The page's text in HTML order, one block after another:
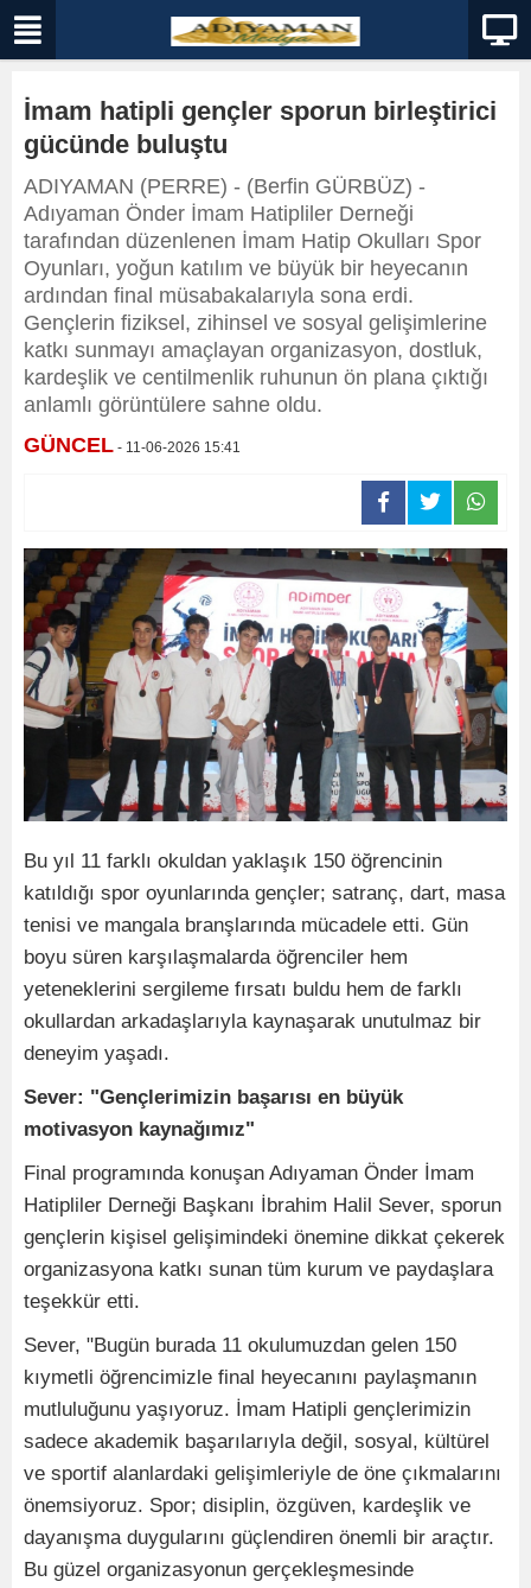
İmam hatipli gençler sporun birleştirici
gücünde buluştu
ADIYAMAN (PERRE) - (Berfin GÜRBÜZ) -
Adıyaman Önder İmam Hatipliler Derneği
tarafından düzenlenen İmam Hatip Okulları Spor
Oyunları, yoğun katılım ve büyük bir heyecanın
ardından final müsabakalarıyla sona erdi.
Gençlerin fiziksel, zihinsel ve sosyal gelişimlerine
katkı sunmayı amaçlayan organizasyon, dostluk,
kardeşlik ve centilmenlik ruhunun ön plana çıktığı
anlamlı görüntülere sahne oldu.
GÜNCEL - 11-06-2026 15:41
Bu yıl 11 farklı okuldan yaklaşık 150 öğrencinin
katıldığı spor oyunlarında gençler; satranç, dart, masa
tenisi ve mangala branşlarında mücadele etti. Gün
boyu süren karşılaşmalarda öğrenciler hem
yeteneklerini sergileme fırsatı buldu hem de farklı
okullardan arkadaşlarıyla kaynaşarak unutulmaz bir
deneyim yaşadı.
Sever: "Gençlerimizin başarısı en büyük
motivasyon kaynağımız"
Final programında konuşan Adıyaman Önder İmam
Hatipliler Derneği Başkanı İbrahim Halil Sever, sporun
gençlerin kişisel gelişimindeki önemine dikkat çekerek
organizasyona katkı sunan tüm kurum ve paydaşlara
teşekkür etti.
Sever, "Bugün burada 11 okulumuzdan gelen 150
kıymetli öğrencimizle final heyecanını paylaşmanın
mutluluğunu yaşıyoruz. İmam Hatipli gençlerimizin
sadece akademik başarılarıyla değil, sosyal, kültürel
ve sportif alanlardaki gelişimleriyle de öne çıkmalarını
önemsiyoruz. Spor; disiplin, özgüven, kardeşlik ve
dayanışma duygularını güçlendiren önemli bir araçtır.
Bu güzel organizasyonun gerçekleşmesinde